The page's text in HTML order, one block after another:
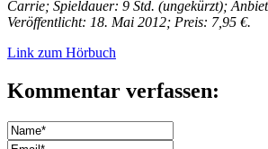
Carrie; Spieldauer: 9 Std. (ungekürzt);
Veröffentlicht: 18. Mai 2012; Preis: 7,95 €.
Link zum Hörbuch
Kommentar verfassen: